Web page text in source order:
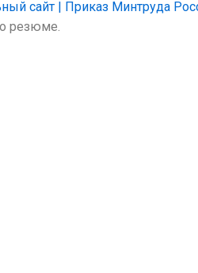
сайт | Приказ Минтруда
резюме.